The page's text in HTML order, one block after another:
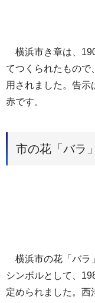
横浜市き章は、
てつくられたもので
用されました。告示
赤です。
市の花「バラ」
横浜市の花「バラ
シンボルとして、
定められました。西